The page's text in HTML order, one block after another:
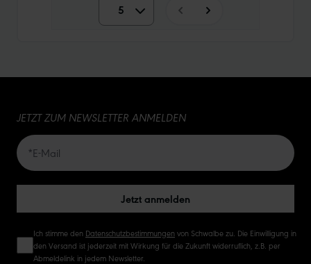
5 5
20
JETZT ZUM NEWSLETTER ANMELDEN
Jetzt anmelden
Ich stimme den Datenschutzbestimmungen von Schwalbe zu. Die Einwilligung in
den Versand ist jederzeit mit Wirkung für die Zukunft widerruflich, z.B. per
Abmeldelink in jedem Newsletter.